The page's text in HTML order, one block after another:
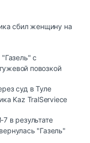
сбил женщину на
с
повозкой
суд в Туле
Kaz TralServiece
в результате
"Газель"